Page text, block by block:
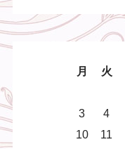
月
火
3
4
10
11